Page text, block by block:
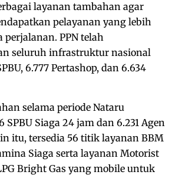
layanan tambahan agar
pelayanan yang lebih
perjalanan. PPN telah
seluruh infrastruktur nasional
6.777 Pertashop, dan 6.634
selama periode Nataru
SPBU Siaga 24 jam dan 6.231 Agen
itu, tersedia 56 titik layanan BBM
Siaga serta layanan Motorist
Bright Gas yang mobile untuk